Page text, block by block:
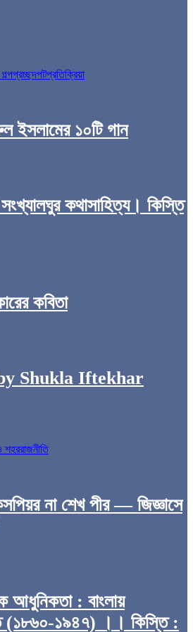
প্রচ্ছদপটপ্রতিক্রিয়া
ইসলামের ১০টি গান
সংখ্যালঘুর কথাসাহিত্য। কিস্তি
কবিতা
Shukla Iftekhar
শহররাজনীতি
না শেখ পীর — জিজ্ঞাসে
আধুনিকতা : বাংলায়
(১৮৬০-১৯৪৭) ।। কিস্তি :